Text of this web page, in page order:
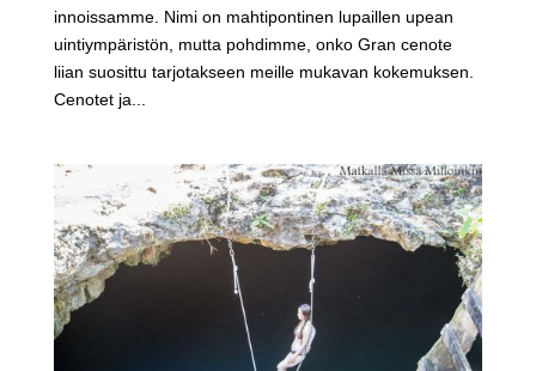
innoissamme. Nimi on mahtipontinen lupaillen upean
uintiympäristön, mutta pohdimme, onko Gran cenote
liian suosittu tarjotakseen meille mukavan kokemuksen.
Cenotet ja...